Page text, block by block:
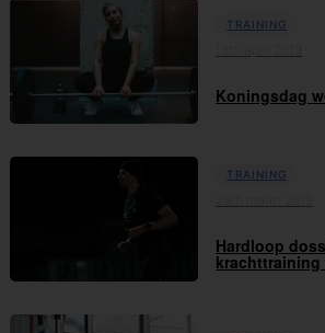
TRAINING
Koningsdag
TRAINING
Hardloop
krachttraining